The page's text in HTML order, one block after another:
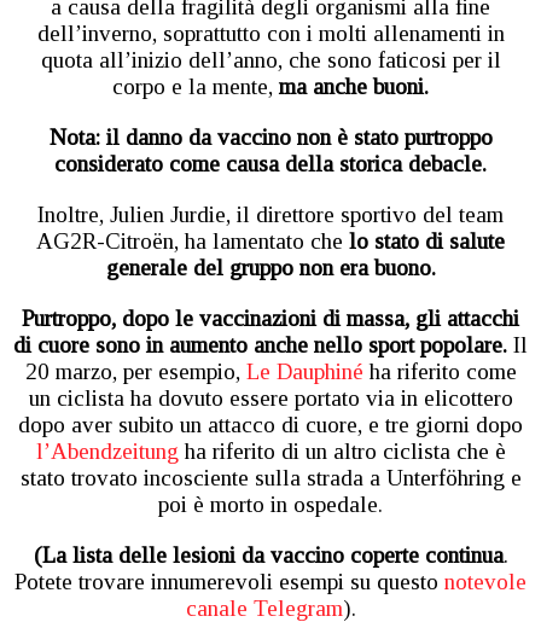
a causa della fragilità degli organismi alla fine
dell’inverno, soprattutto con i molti allenamenti in
quota all’inizio dell’anno, che sono faticosi per il
corpo e la mente, ma anche buoni.
Nota: il danno da vaccino non è stato purtroppo
considerato come causa della storica debacle.
Inoltre, Julien Jurdie, il direttore sportivo del team
AG2R-Citroën, ha lamentato che lo stato di salute
generale del gruppo non era buono.
Purtroppo, dopo le vaccinazioni di massa, gli attacchi
di cuore sono in aumento anche nello sport popolare. Il
20 marzo, per esempio, Le Dauphinéha riferito come
un ciclista ha dovuto essere portato via in elicottero
dopo aver subito un attacco di cuore, e tre giorni dopo
l’Abendzeitung ha riferito di un altro ciclista che è
stato trovato incosciente sulla strada a Unterföhring e
poi è morto in ospedale.
(La lista delle lesioni da vaccino coperte continua.
Potete trovare innumerevoli esempi su questo notevole
canale Telegram).